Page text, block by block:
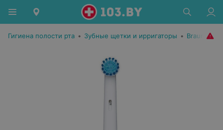
Гигиена полости рта • Зубные щетки и ирригаторы • Braun